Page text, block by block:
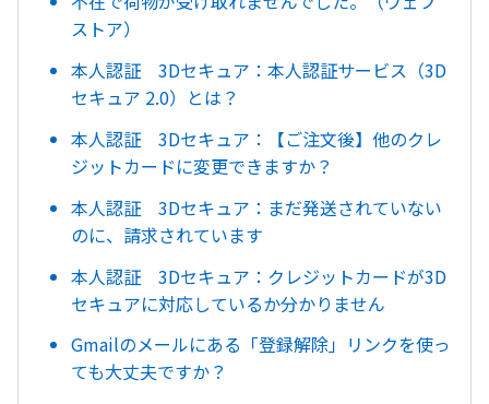
ストア）
本人認証 3Dセキュア：本人認証サービス（3D
セキュア 2.0）とは？
本人認証 3Dセキュア：【ご注文後】他のクレ
ジットカードに変更できますか？
本人認証 3Dセキュア：まだ発送されていない
のに、請求されています
本人認証 3Dセキュア：クレジットカードが3D
セキュアに対応しているか分かりません
Gmailのメールにある「登録解除」リンクを使っ
ても大丈夫ですか？